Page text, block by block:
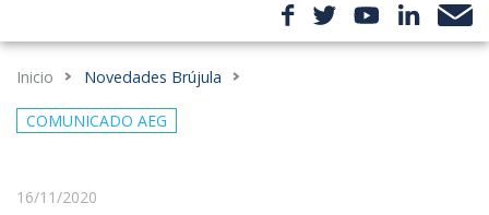
Inicio Novedades Brújula
COMUNICADO AEG
16/11/2020